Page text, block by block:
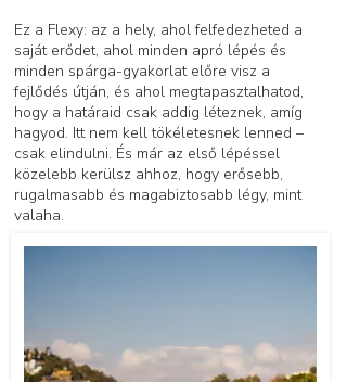
Ez a Flexy: az a hely, ahol felfedezheted a
saját erődet, ahol minden apró lépés és
minden spárga-gyakorlat előre visz a
fejlődés útján, és ahol megtapasztalhatod,
hogy a határaid csak addig léteznek, amíg
hagyod. Itt nem kell tökéletesnek lenned –
csak elindulni. És már az első lépéssel
közelebb kerülsz ahhoz, hogy erősebb,
rugalmasabb és magabiztosabb légy, mint
valaha.